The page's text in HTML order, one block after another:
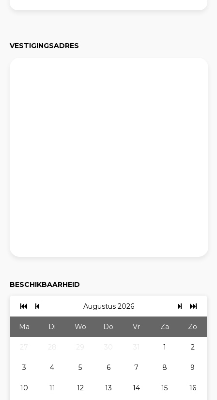
VESTIGINGSADRES
BESCHIKBAARHEID
Augustus 2026
Ma Di Wo Do Vr Za Zo
1 2
3 4 5 6 7 8 9
10 11 12 13 14 15 16